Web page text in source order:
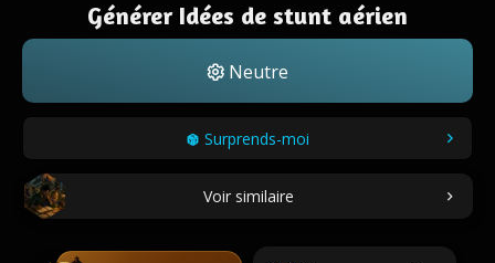
Générer Idées de stunt aérien
Neutre
Surprends-moi
Voir similaire